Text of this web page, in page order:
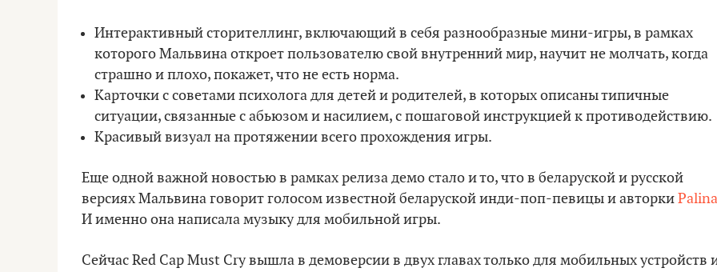
Интерактивный сторителлинг, включающий в себя разнообразные мини-игры, в рамках
которого Мальвина откроет пользователю свой внутренний мир, научит не молчать, когда
страшно и плохо, покажет, что не есть норма.
Карточки с советами психолога для детей и родителей, в которых описаны типичные
ситуации, связанные с абьюзом и насилием, с пошаговой инструкцией к противодействию.
Красивый визуал на протяжении всего прохождения игры.
Еще одной важной новостью в рамках релиза демо стало и то, что в беларуской и русской
версиях Мальвина говорит голосом известной беларуской инди-поп-певицы и авторкиPalina
И именно она написала музыку для мобильной игры.
Сейчас Red Cap Must Cry вышла в демоверсии в двух главах только для мобильных устройств